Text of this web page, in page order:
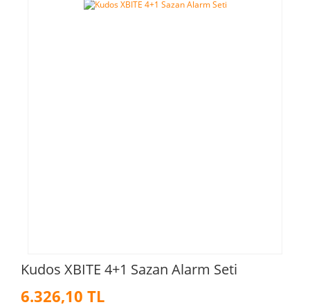
Kudos XBITE 4+1 Sazan Alarm Seti
6.326,10 TL